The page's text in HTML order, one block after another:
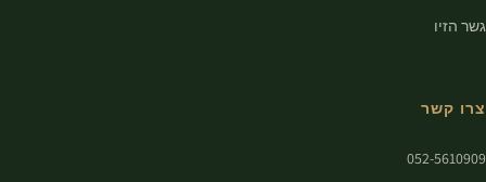
גשר הזיו
צרו קשר
052-5610909